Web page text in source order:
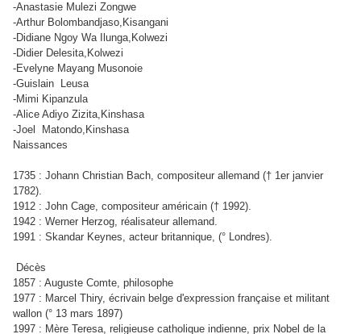
-Anastasie Mulezi Zongwe
-Arthur Bolombandjaso,Kisangani
-Didiane Ngoy Wa Ilunga,Kolwezi
-Didier Delesita,Kolwezi
-Evelyne Mayang Musonoie
-Guislain
Leusa
-Mimi Kipanzula
-Alice Adiyo Zizita,Kinshasa
-Joel
Matondo,Kinshasa
Naissances
1735 : Johann Christian Bach, compositeur allemand († 1er janvier
1782).
1912 : John Cage, compositeur américain († 1992).
1942 : Werner Herzog, réalisateur allemand.
1991 : Skandar Keynes, acteur britannique, (° Londres).
Décès
1857 : Auguste Comte, philosophe
1977 : Marcel Thiry, écrivain belge d'expression française et militant
wallon (° 13 mars 1897)
1997 : Mère Teresa, religieuse catholique indienne, prix Nobel de la